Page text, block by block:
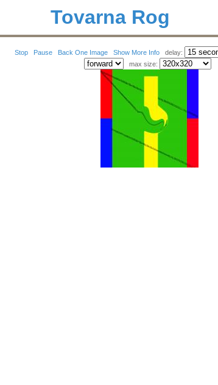
Tovarna Rog
Stop Pause Back One Image Show More Info delay:
max size: